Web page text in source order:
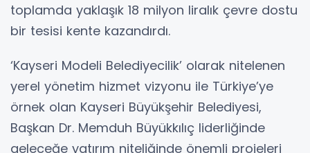
toplamda yaklaşık 18 milyon liralık çevre dostu
bir tesisi kente kazandırdı.
‘Kayseri Modeli Belediyecilik’ olarak nitelenen
yerel yönetim hizmet vizyonu ile Türkiye’ye
örnek olan Kayseri Büyükşehir Belediyesi,
Başkan Dr. Memduh Büyükkılıç liderliğinde
geleceğe yatırım niteliğinde önemli projeleri